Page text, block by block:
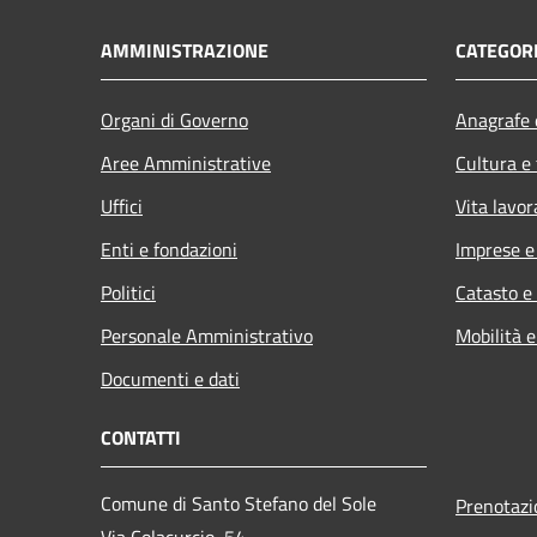
AMMINISTRAZIONE
Organi di Governo
Aree Amministrative
Uffici
Enti e fondazioni
Politici
Personale Amministrativo
Documenti e dati
Cultura
Vita
Imprese
Catasto
Mobilità
CONTATTI
Comune di Santo Stefano del Sole